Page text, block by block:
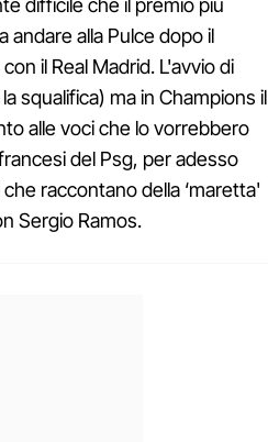
difficile che il premio più
andare alla Pulce dopo il
il Real Madrid. L'avvio di
squalifica) ma in Champions il
alle voci che lo vorrebbero
del Psg, per adesso
raccontano della ‘maretta'
Sergio Ramos.